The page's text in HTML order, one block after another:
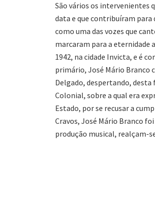
São vários os intervenientes
data e que contribuíram para
como uma das vozes que
marcaram para a eternidade
1942, na cidade Invicta, e é
primário, José Mário Branco
Delgado, despertando, desta
Colonial, sobre a qual era
Estado, por se recusar a
Cravos, José Mário Branco
produção musical, realçam-